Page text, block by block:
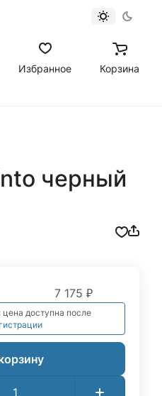
Избранное Корзина
черный
7 175 ₽
доступна после